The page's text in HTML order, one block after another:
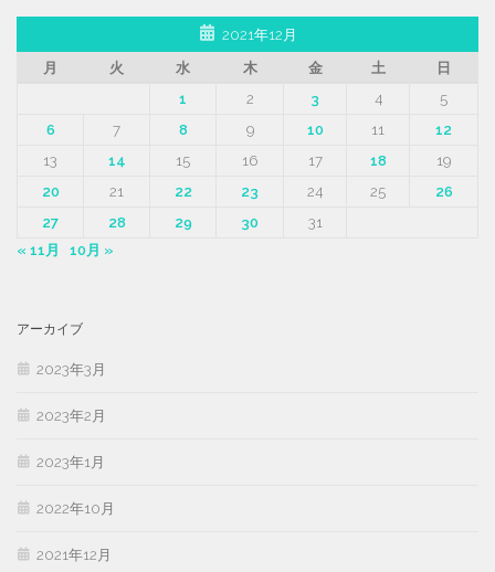
2021年12月
月
火 水 木 金 土
日
1
2 3 4
5
6
7 8 9 10 11
12
13
14 15 16 17 18
19
20
21 22 23 24 25
26
27
28 29 30
31
« 11月
10月 »
アーカイブ
2023年3月
2023年2月
2023年1月
2022年10月
2021年12月